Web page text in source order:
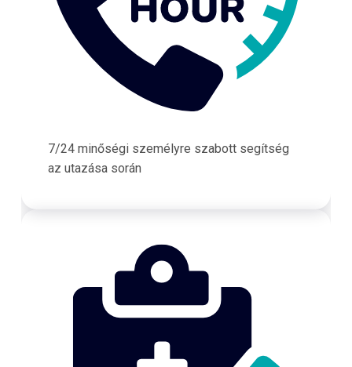
7/24 minőségi személyre szabott segítség
az utazása során